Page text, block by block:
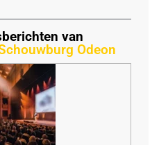
van
Odeon